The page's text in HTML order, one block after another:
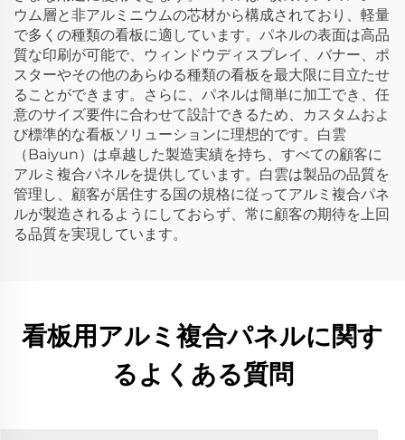
ウム層と非アルミニウムの芯材から構成されており、軽量
で多くの種類の看板に適しています。パネルの表面は高品
質な印刷が可能で、ウィンドウディスプレイ、バナー、ポ
スターやその他のあらゆる種類の看板を最大限に目立たせ
ることができます。さらに、パネルは簡単に加工でき、任
意のサイズ要件に合わせて設計できるため、カスタムおよ
び標準的な看板ソリューションに理想的です。白雲
（Baiyun）は卓越した製造実績を持ち、すべての顧客に
アルミ複合パネルを提供しています。白雲は製品の品質を
管理し、顧客が居住する国の規格に従ってアルミ複合パネ
ルが製造されるようにしておらず、常に顧客の期待を上回
る品質を実現しています。
看板用アルミ複合パネルに関す
るよくある質問